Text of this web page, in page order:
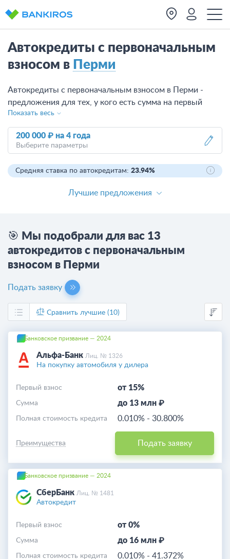
Автокредиты с первоначальным
взносом в Перми
Автокредиты с первоначальным взносом в Перми -
предложения для тех, у кого есть сумма на первый
взнос. Посмотрите 13 программ от 10 банков Перми,
предлагающих кредиты со взносом, сравните условия и
оставьте заявку на подходящий вариант.
Показать весь
200 000 ₽ на 4 года
Выберите параметры
Средняя ставка по автокредитам: 23.94%
Лучшие предложения
🎯 Мы подобрали для вас 13
автокредитов с первоначальным
взносом в Перми
Подать заявку
Сравнить лучшие (10)
Банковское призвание — 2024
Альфа-Банк Лиц. № 1326
На покупку автомобиля у дилера
от 15%
Первый взнос
до 13 млн ₽
Cумма
0.010% - 30.800%
Полная стоимость кредита
Подать заявку
Преимущества
Банковское призвание — 2024
СберБанк Лиц. № 1481
Автокредит
от 0%
Первый взнос
до 16 млн ₽
Cумма
0.010% - 41.372%
Полная стоимость кредита